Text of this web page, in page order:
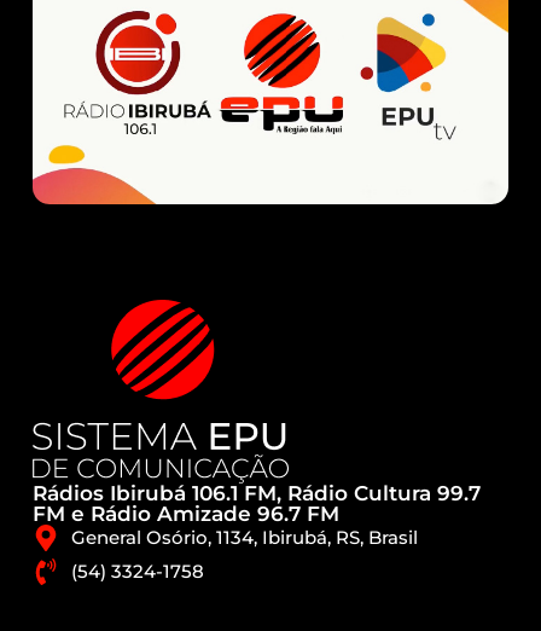
Rádios Ibirubá 106.1 FM, Rádio Cultura 99.7
FM e Rádio Amizade 96.7 FM
General Osório, 1134, Ibirubá, RS, Brasil
(54) 3324-1758